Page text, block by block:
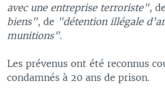
avec une entreprise terroriste", de
biens", de "détention illégale
munitions".
Les prévenus ont été reconnus
condamnés à 20 ans de prison.